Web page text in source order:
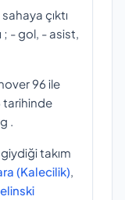
çıktı
- gol, - asist,
96 ile
tarihinde
.
takım
(Kalecilik)